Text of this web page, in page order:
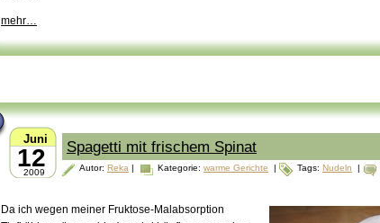
mehr…
12
Juni
2009
Spagetti mit frischem Spinat
Autor: Reka | Kategorie: warme Gerichte | Tags: Nudeln |
Da ich wegen meiner Fruktose-Malabsorption